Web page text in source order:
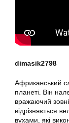
dimasik2798
Африканський
планеті. Він
вражаючий
відрізняється
вухами, які